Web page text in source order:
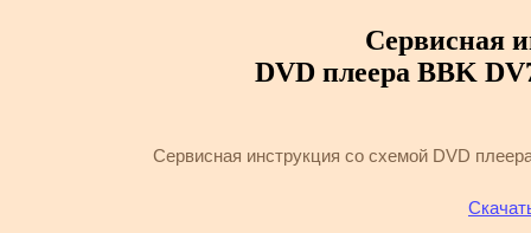
Сервисная
DVD плеера BBK
Сервисная инструкция со схемой DVD